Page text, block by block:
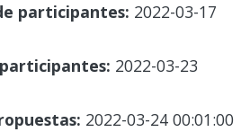
participantes: 2022-03-17
2022-03-23
2022-03-24 00:01:00